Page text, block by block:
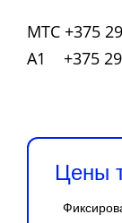
МТС +375
А1 +375 29
Цены